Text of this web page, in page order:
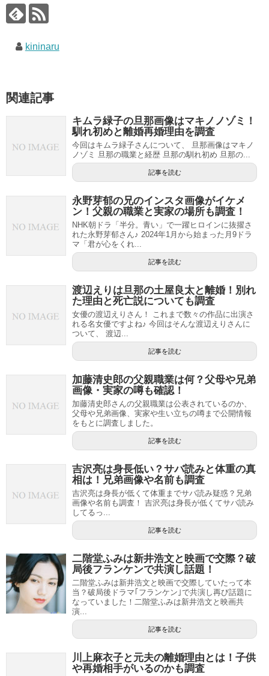
kininaru
関連記事
キムラ緑子の旦那画像はマキノノゾミ！
馴れ初めと離婚再婚理由を調査
今回はキムラ緑子さんについて、 旦那画像はマキノ
ノゾミ 旦那の職業と経歴 旦那の馴れ初め 旦那の...
記事を読む
永野芽郁の兄のインスタ画像がイケメ
ン！父親の職業と実家の場所も調査！
NHK朝ドラ「半分。青い」で一躍ヒロインに抜擢さ
れた永野芽郁さん♪ 2024年1月から始まった月9ドラ
マ「君が心をくれ...
記事を読む
渡辺えりは旦那の土屋良太と離婚！別れ
た理由と死亡説についても調査
女優の渡辺えりさん！ これまで数々の作品に出演さ
れる名女優ですよね♪ 今回はそんな渡辺えりさんに
ついて、 渡辺...
記事を読む
加藤清史郎の父親職業は何？父母や兄弟
画像・実家の噂も確認！
加藤清史郎さんの父親職業は公表されているのか、
父母や兄弟画像、実家や生い立ちの噂まで公開情報
をもとに調査しました。
記事を読む
吉沢亮は身長低い？サバ読みと体重の真
相は！兄弟画像や名前も調査
吉沢亮は身長が低くて体重までサバ読み疑惑？兄弟
画像や名前も調査！ 吉沢亮は身長が低くてサバ読み
してるっ...
記事を読む
二階堂ふみは新井浩文と映画で交際？破
局後フランケンで共演し話題！
二階堂ふみは新井浩文と映画で交際していたって本
当？破局後ドラマ｢フランケン｣で共演し再び話題に
なっていました！二階堂ふみは新井浩文と映画共
演...
記事を読む
川上麻衣子と元夫の離婚理由とは！子供
や再婚相手がいるのかも調査